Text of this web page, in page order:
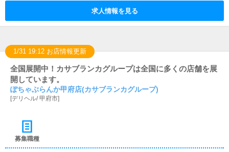
求人情報を見る
1/31 19:12 お店情報更新
全国展開中！カサブランカグループは全国に多くの店舗を展
開しています。
ぽちゃぶらんか甲府店(カサブランカグループ)
[デリヘル/甲府市]
募集職種